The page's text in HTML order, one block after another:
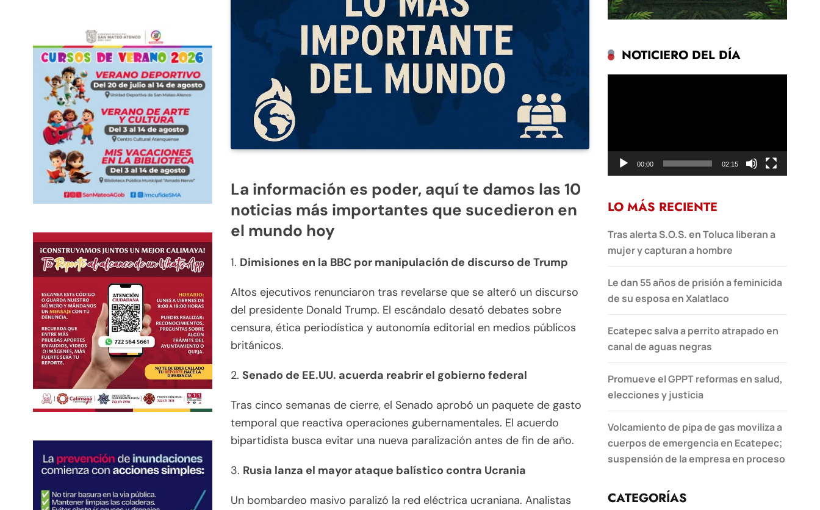
La información es poder, aquí te damos las 10
noticias más importantes que sucedieron en
el mundo hoy
1. Dimisiones en la BBC por manipulación de discurso de Trump
Altos ejecutivos renunciaron tras revelarse que se alteró un discurso
del presidente Donald Trump. El escándalo desató debates sobre
censura, ética periodística y autonomía editorial en medios públicos
británicos.
2. Senado de EE.UU. acuerda reabrir el gobierno federal
Tras cinco semanas de cierre, el Senado aprobó un paquete de gasto
temporal que reactiva operaciones gubernamentales. El acuerdo
bipartidista busca evitar una nueva paralización antes de fin de año.
3. Rusia lanza el mayor ataque balístico contra Ucrania
Un bombardeo masivo paralizó la red eléctrica ucraniana. Analistas
NOTICIERO DEL DÍA
00:00 02:15
LO MÁS RECIENTE
Tras alerta S.O.S. en Toluca liberan a
mujer y capturan a hombre
Le dan 55 años de prisión a feminicida
de su esposa en Xalatlaco
Ecatepec salva a perrito atrapado en
canal de aguas negras
Promueve el GPPT reformas en salud,
elecciones y justicia
Volcamiento de pipa de gas moviliza a
cuerpos de emergencia en Ecatepec;
suspensión de la empresa en proceso
CATEGORÍAS